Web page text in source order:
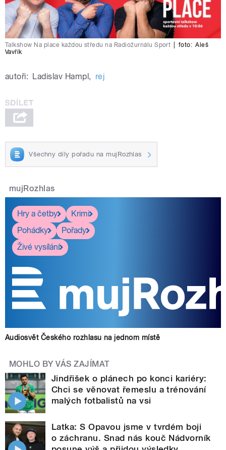
Talkshow Na place každou středu na Radiožurnálu Sport foto: Aleš
Vavřík
autoři: Ladislav Hampl , rej
Všechny díly pořadu na mujRozhlas
mujRozhlas
Hry a četby
Krimi
Pohádky
Pořady
Živé vysílání
Audiosvět Českého rozhlasu na jednom místě
MOHLO BY VÁS ZAJÍMAT
Jindřišek o plánech po konci kariéry:
Chci se věnovat řemeslu a trénování
malých fotbalistů na vsi
Latka: S Opavou jsme v tvrdém boji
o záchranu. Snad nás kouč Nádvorník